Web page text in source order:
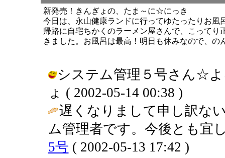
新発売！きんぎょの、たま～に☆にっき
今日は、永山健康ランドに行ってゆたったりお
帰路に自宅ちかくのラーメン屋さんで、こって
きました。お風呂は最高！明日も休みなので、の
システム管理５号さん☆
ょ ( 2002-05-14 00:38 )
遅くなりまして申し訳な
ム管理者です。今後とも宜
5号 ( 2002-05-13 17:42 )